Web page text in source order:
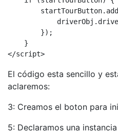
        });
    }
</script>
El código esta sencillo y
aclaremos:
3: Creamos el boton para
5: Declaramos una